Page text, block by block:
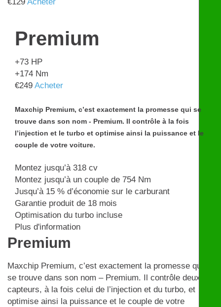
€129 Acheter
Premium
+73 HP
+174 Nm
€249 Acheter
Maxchip Premium, c’est exactement la promesse qui se
trouve dans son nom - Premium. Il contrôle à la fois
l’injection et le turbo et optimise ainsi la puissance et le
couple de votre voiture.
Montez jusqu’à 318 cv
Montez jusqu’à un couple de 754 Nm
Jusqu’à 15 % d’économie sur le carburant
Garantie produit de 18 mois
Optimisation du turbo incluse
Plus d'information
Premium
Maxchip Premium, c’est exactement la promesse qui
se trouve dans son nom – Premium. Il contrôle deux
capteurs, à la fois celui de l’injection et du turbo, et
optimise ainsi la puissance et le couple de votre